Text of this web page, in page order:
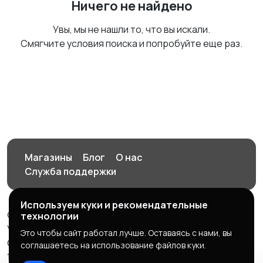
Ничего не найдено
Увы, мы не нашли то, что вы искали.
Смягчите условия поиска и попробуйте еще раз.
Магазины Блог
О нас
Служба поддержки
© 2026 Орен-АЙ - Авто | Недвижимость | Работа |
Услуги
Создал Карусов Е.С ООО "ЦПК" ИНН 5609203278 ОГРН
1235600008841
Используем куки и рекомендательные
технологии
Это чтобы сайт работал лучше. Оставаясь с нами, вы
соглашаетесь на использование файлов куки.